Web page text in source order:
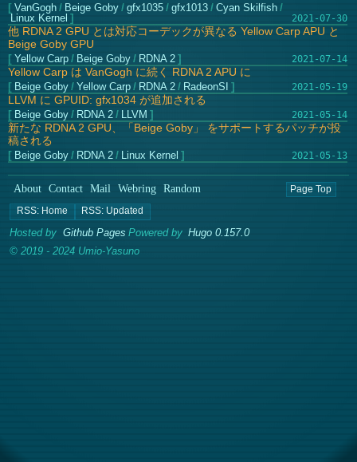
2021-07-30
VanGogh / Beige Goby / gfx1035 / gfx1013 / Cyan Skilfish /
Linux Kernel
他 RDNA 2 GPU とは対応コーデックが異なる Yellow Carp APU と
Beige Goby GPU
2021-07-14
Yellow Carp / Beige Goby / RDNA 2
Yellow Carp は VanGogh に続く RDNA 2 APU に
2021-05-19
Beige Goby / Yellow Carp / RDNA 2 / RadeonSI
LLVM に GPUID: gfx1034 が追加される
2021-05-14
Beige Goby / RDNA 2 / LLVM
新たな RDNA 2 GPU、「Beige Goby」 をサポートするパッチが投
稿される
2021-05-13
Beige Goby / RDNA 2 / Linux Kernel
About Contact Mail Webring Random Page Top
Hosted by Github Pages Powered by Hugo 0.157.0
© 2019 - 2024 Umio-Yasuno